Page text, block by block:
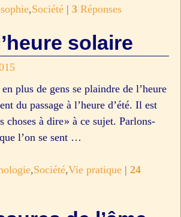
,Société| 3Réponses
solaire
plus de gens se plaindre de l’heure
du passage à l’heure d’été. Il est
choses à dire » à ce sujet. Parlons-
l’on se sent …
,Société,Vie pratique| 24